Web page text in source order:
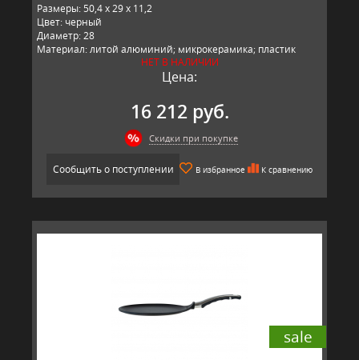
Размеры: 50,4 x 29 x 11,2
Цвет: черный
Диаметр: 28
Материал: литой алюминий; микрокерамика; пластик
Производитель: BAF, Германия
НЕТ В НАЛИЧИИ
Цена:
16 212 руб.
Скидки при покупке
Сообщить о поступлении В избранное К сравнению
sale